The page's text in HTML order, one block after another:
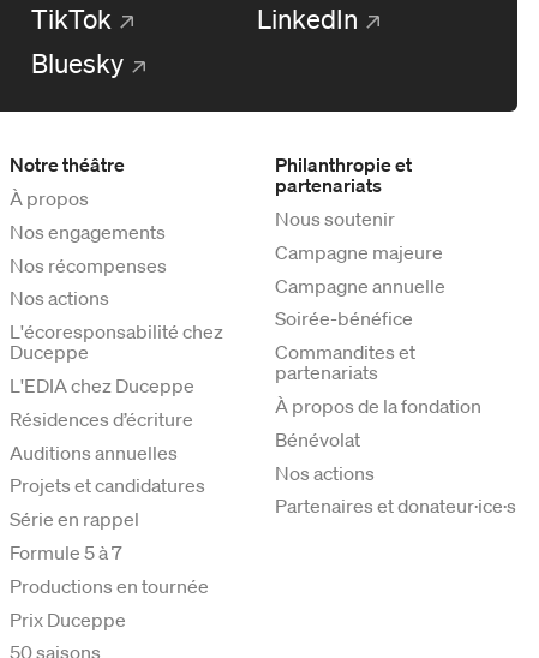
TikTok
LinkedIn
Bluesky
Notre théâtre
À propos
Nos engagements
Nos récompenses
Nos actions
L'écoresponsabilité chez
Duceppe
L'EDIA chez Duceppe
Résidences d’écriture
Auditions annuelles
Projets et candidatures
Série en rappel
Formule 5 à 7
Productions en tournée
Prix Duceppe
50 saisons
Philanthropie et
partenariats
Nous soutenir
Campagne majeure
Campagne annuelle
Soirée-bénéfice
Commandites et
partenariats
À propos de la fondation
Bénévolat
Nos actions
Partenaires et donateur·ice·s